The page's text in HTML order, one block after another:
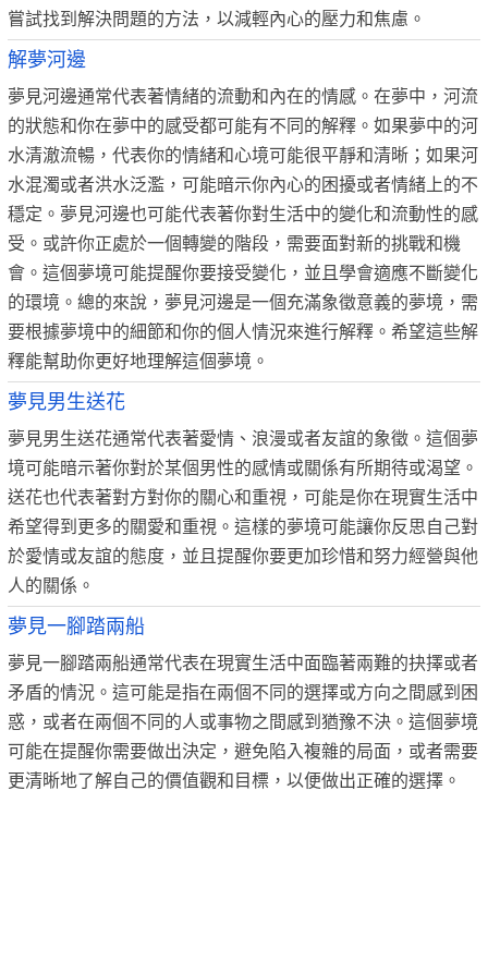
嘗試找到解決問題的方法，以減輕內心的壓力和焦慮。
解夢河邊
夢見河邊通常代表著情緒的流動和內在的情感。在夢中，河流
的狀態和你在夢中的感受都可能有不同的解釋。如果夢中的河
水清澈流暢，代表你的情緒和心境可能很平靜和清晰；如果河
水混濁或者洪水泛濫，可能暗示你內心的困擾或者情緒上的不
穩定。夢見河邊也可能代表著你對生活中的變化和流動性的感
受。或許你正處於一個轉變的階段，需要面對新的挑戰和機
會。這個夢境可能提醒你要接受變化，並且學會適應不斷變化
的環境。總的來說，夢見河邊是一個充滿象徵意義的夢境，需
要根據夢境中的細節和你的個人情況來進行解釋。希望這些解
釋能幫助你更好地理解這個夢境。
夢見男生送花
夢見男生送花通常代表著愛情、浪漫或者友誼的象徵。這個夢
境可能暗示著你對於某個男性的感情或關係有所期待或渴望。
送花也代表著對方對你的關心和重視，可能是你在現實生活中
希望得到更多的關愛和重視。這樣的夢境可能讓你反思自己對
於愛情或友誼的態度，並且提醒你要更加珍惜和努力經營與他
人的關係。
夢見一腳踏兩船
夢見一腳踏兩船通常代表在現實生活中面臨著兩難的抉擇或者
矛盾的情況。這可能是指在兩個不同的選擇或方向之間感到困
惑，或者在兩個不同的人或事物之間感到猶豫不決。這個夢境
可能在提醒你需要做出決定，避免陷入複雜的局面，或者需要
更清晰地了解自己的價值觀和目標，以便做出正確的選擇。